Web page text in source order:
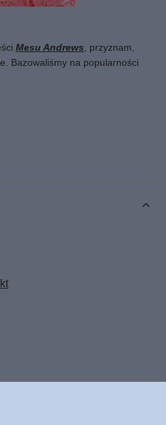
Mesu Andrews , przyznam,
Bazowaliśmy na popularności